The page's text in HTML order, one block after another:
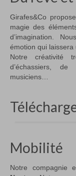
Girafes&Co
magie des
d’imagination.
émotion qui laissera
Notre créativité
d’échassiers,
musiciens…
Mobilité
Notre compagnie